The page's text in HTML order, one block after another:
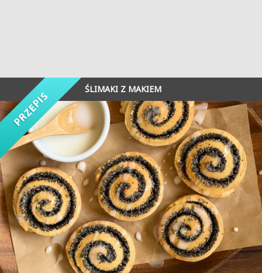
ŚLIMAKI Z MAKIEM